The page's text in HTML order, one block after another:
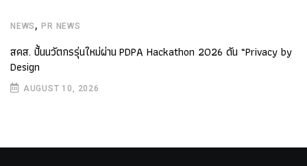
NEWS ,PR NEWS
สคส. ปั้นนวัตกรรุ่นใหม่ผ่าน PDPA Hackathon 2026 ดัน “Privacy by
Design
AUGUST 10, 2026